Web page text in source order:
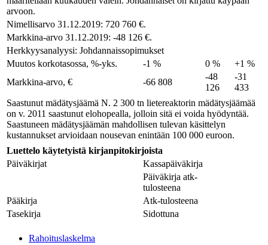
arvoon.
Nimellisarvo 31.12.2019: 720 760 €.
Markkina-arvo 31.12.2019: -48 126 €.
Herkkyysanalyysi: Johdannaissopimukset
Muutos korkotasossa, %-yks.
-1 % 0 %
+1 %
Markkina-arvo, €
-66 808
-48
126
-31
433
Saastunut mädätysjäämä N. 2 300 tn lietereaktorin mädätysjäämää
on v. 2011 saastunut elohopealla, jolloin sitä ei voida hyödyntää.
Saastuneen mädätysjäämän mahdollisen tulevan käsittelyn
kustannukset arvioidaan nousevan enintään 100 000 euroon.
Luettelo käytetyistä kirjanpitokirjoista
Päiväkirjat
Kassapäiväkirja
Päiväkirja atk-
tulosteena
Pääkirja
Atk-tulosteena
Tasekirja
Sidottuna
Previous
Rahoituslaskelma